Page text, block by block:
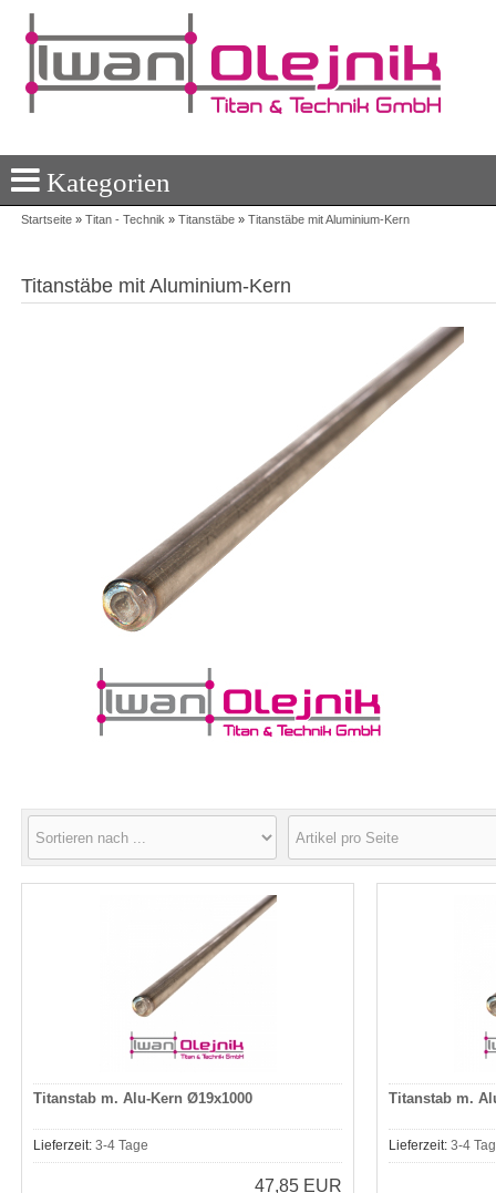
Kategorien
Startseite »Titan - Technik »Titanstäbe »Titanstäbe mit Aluminium-Kern
Titanstäbe mit Aluminium-Kern
Titanstab m. Alu-Kern Ø19x1000
Lieferzeit:3-4 Tage
47,85 EUR
Titanstab m.
Lieferzeit: 3-4